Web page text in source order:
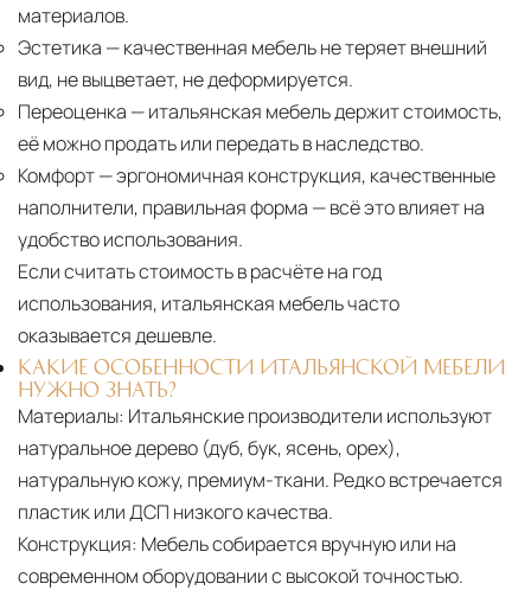
материалов.
Эстетика — качественная мебель не теряет внешний
вид, не выцветает, не деформируется.
Переоценка — итальянская мебель держит стоимость,
её можно продать или передать в наследство.
Комфорт— эргономичная конструкция, качественные
наполнители, правильная форма — всё это влияет на
удобство использования.
Если считать стоимость в расчёте на год
использования, итальянская мебель часто
оказывается дешевле.
КАКИЕ ОСОБЕННОСТИ ИТАЛЬЯНСКОЙ МЕБЕЛИ
НУЖНО ЗНАТЬ?
Материалы: Итальянские производители используют
натуральное дерево (дуб, бук, ясень, орех),
натуральную кожу, премиум-ткани. Редко встречается
пластик или ДСП низкого качества.
Конструкция: Мебель собирается вручную или на
современном оборудовании с высокой точностью.